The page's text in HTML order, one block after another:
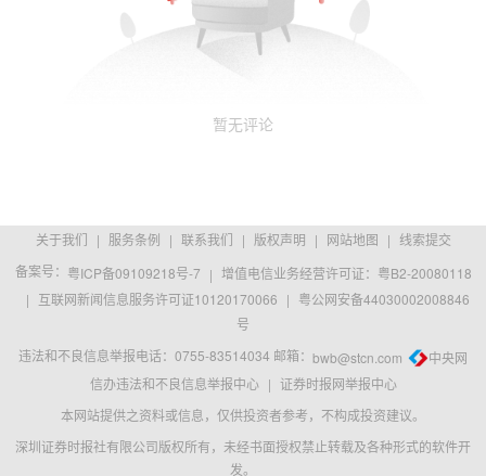
暂无评论
关于我们 | 服务条例 | 联系我们 | 版权声明 | 网站地图 | 线索提交
备案号： 粤ICP备09109218号-7 | 增值电信业务经营许可证：粤B2-20080118
| 互联网新闻信息服务许可证10120170066 | 粤公网安备44030002008846
号
违法和不良信息举报电话：0755-83514034 邮箱： bwb@stcn.com
中央网
信办违法和不良信息举报中心 | 证券时报网举报中心
本网站提供之资料或信息，仅供投资者参考，不构成投资建议。
深圳证券时报社有限公司版权所有，未经书面授权禁止转载及各种形式的软件开
发。